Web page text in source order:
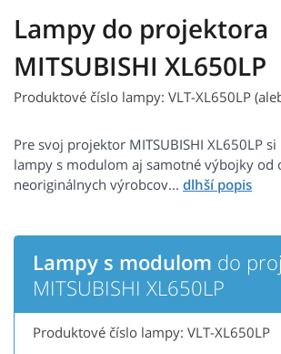
Lampy do projektora
MITSUBISHI XL650LP
Produktové číslo lampy: VLT-XL650LP
Pre svoj projektor MITSUBISHI XL650LP
lampy s modulom aj samotné výbojky od
neoriginálnych výrobcov...
Lampy s modulom do
MITSUBISHI XL650LP
Produktové číslo lampy: VLT-XL650LP